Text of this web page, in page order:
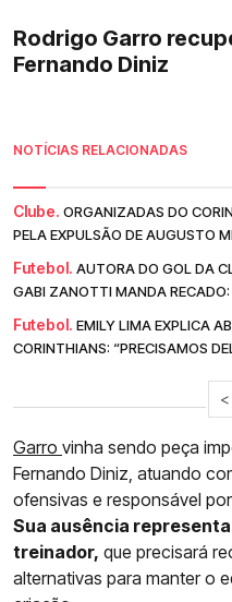
Rodrigo Garro
Fernando Diniz
NOTÍCIAS RELACIONADAS
Clube. ORGANIZADAS DO
PELA EXPULSÃO DE AUGUSTO
Futebol. AUTORA DO GOL DA
GABI ZANOTTI MANDA RECADO:
Futebol. EMILY LIMA EXPLICA
CORINTHIANS: “PRECISAMOS
<
Garro vinha sendo peça
Fernando Diniz, atuando
ofensivas e responsável
Sua ausência
treinador, que precisará
alternativas para manter o